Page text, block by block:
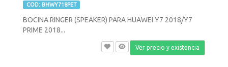
COD: BHWY718PET
BOCINA RINGER (SPEAKER) PARA HUAWEI Y7 2018/Y7
PRIME 2018...
Ver precio y existencia